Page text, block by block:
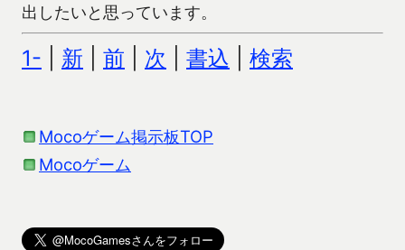
出したいと思っています。
1- 新 前 次 書込 検索
Mocoゲーム掲示板TOP
Mocoゲーム